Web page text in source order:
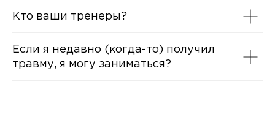
Кто ваши тренеры?
Если я недавно (когда-то) получил
травму, я могу заниматься?